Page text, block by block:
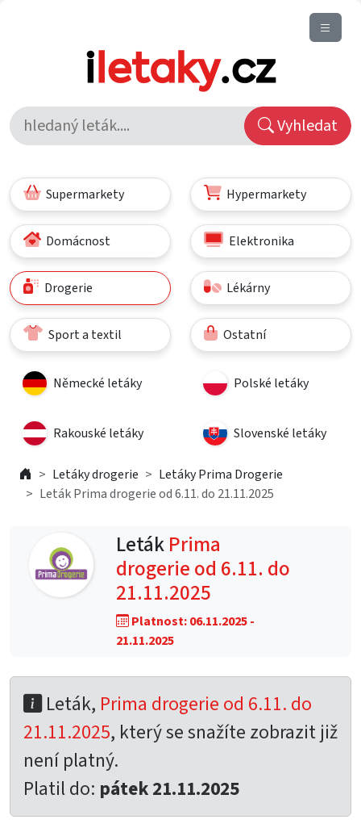
Vyhledat
Supermarkety Hypermarkety
Domácnost Elektronika
Drogerie Lékárny
Sport a textil Ostatní
Německé letáky Polské letáky
Rakouské letáky Slovenské letáky
Letáky drogerie
Letáky Prima Drogerie
Leták Prima drogerie od 6.11. do 21.11.2025
LetákPrima
drogerie od 6.11. do
21.11.2025
Platnost: 06.11.2025 -
21.11.2025
Leták, Prima drogerie od 6.11. do
21.11.2025, který se snažíte zobrazit již
není platný.
Platil do: pátek 21.11.2025